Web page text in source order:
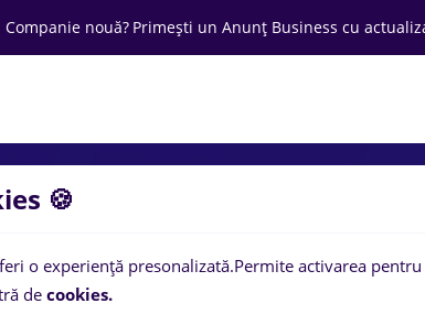
Companie nouă? Primești un Anunț Business cu
🍪
o experiență presonalizată.Permite activarea
de cookies.